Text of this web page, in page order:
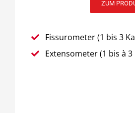
ZUM
Fissurometer (1 bis 3
Extensometer (1 bis à 3